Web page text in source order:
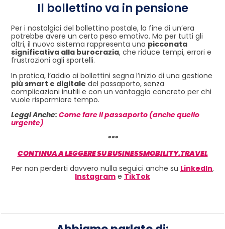
Il bollettino va in pensione
Per i nostalgici del bollettino postale, la fine di un’era
potrebbe avere un certo peso emotivo. Ma per tutti gli
altri, il nuovo sistema rappresenta una picconata
significativa alla burocrazia, che riduce tempi, errori e
frustrazioni agli sportelli.
In pratica, l’addio ai bollettini segna l’inizio di una gestione
più smart e digitale del passaporto, senza
complicazioni inutili e con un vantaggio concreto per chi
vuole risparmiare tempo.
Leggi Anche: Come fare il passaporto (anche quello
urgente)
***
CONTINUA A LEGGERE SU BUSINESSMOBILITY.TRAVEL
Per non perderti davvero nulla seguici anche su LinkedIn,
Instagram e TikTok